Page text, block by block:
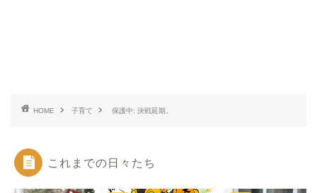
HOME 子育て 保護中: 決戦延期。
これまでの日々たち